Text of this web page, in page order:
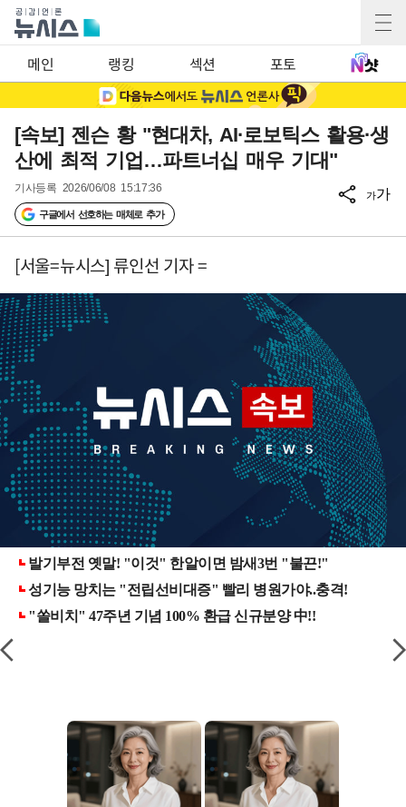
메인 랭킹 섹션 포토
[속보] 젠슨 황 "현대차, AI·로보틱스 활용·생
산에 최적 기업…파트너십 매우 기대"
기사등록 2026/06/08 15:17:36
구글에서 선호하는 매체로 추가
가가
[서울=뉴시스] 류인선 기자 =